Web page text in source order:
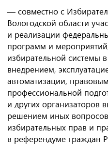
— совместно с
Вологодской области
и реализации
программ и
избирательной системы
внедрением,
автоматизации,
профессиональной
и других организаторов
решением иных
избирательных прав и
в референдуме граждан